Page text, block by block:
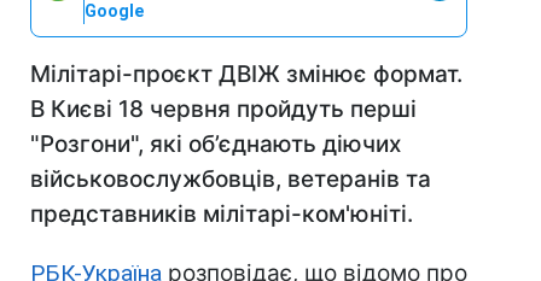
Google
Мілітарі-проєкт ДВІЖ змінює формат.
В Києві 18 червня пройдуть перші
"Розгони", які об’єднають діючих
військовослужбовців, ветеранів та
представників мілітарі-ком'юніті.
РБК-Україна розповідає, що відомо про